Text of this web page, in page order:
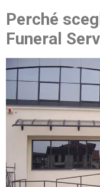
Perché
Funeral